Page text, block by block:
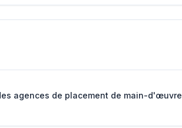
agences de placement de main-d'œuvre